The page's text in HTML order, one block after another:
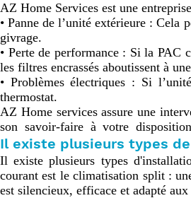
AZ Home Services est une
• Panne de l’unité extérieure : Cela
givrage.
• Perte de performance : Si la PAC
les filtres encrassés aboutissent à
• Problèmes électriques : Si
thermostat.
AZ Home services assure une
son savoir-faire à votre
performance optimale de votre
Il existe plusieurs types
Il existe plusieurs types
courant est le climatisation split :
est silencieux, efficace et adapté